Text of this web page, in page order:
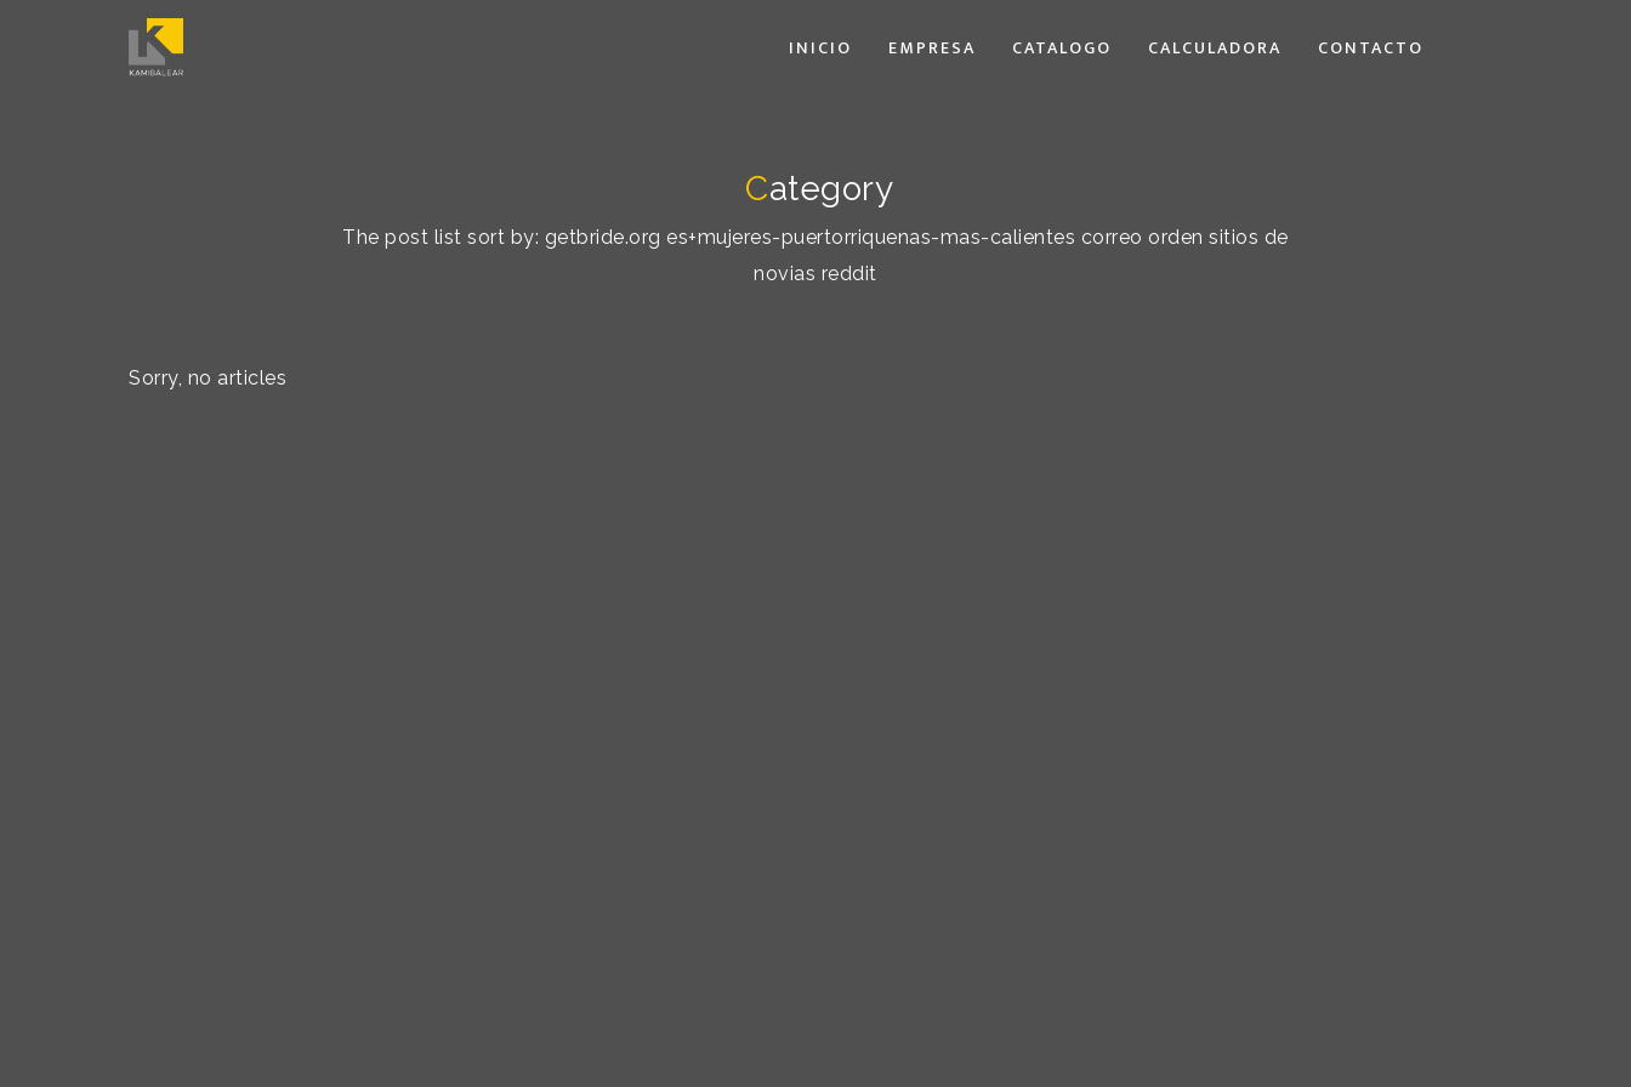
INICIO EMPRESA CATALOGO CALCULADORA CONTACTO
Category
The post list sort by: getbride.org es+mujeres-puertorriquenas-mas-calientes correo orden sitios de
novias reddit
Sorry, no articles